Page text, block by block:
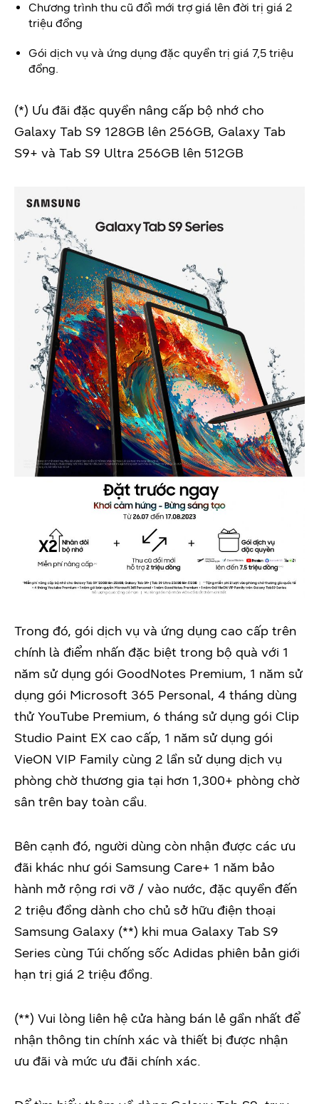
Chương trình thu cũ đổi mới trợ giá lên đời trị giá 2
triệu đồng
Gói dịch vụ và ứng dụng đặc quyền trị giá 7,5 triệu
đồng.
(*) Ưu đãi đặc quyền nâng cấp bộ nhớ cho
Galaxy Tab S9 128GB lên 256GB, Galaxy Tab
S9+ và Tab S9 Ultra 256GB lên 512GB
Trong đó, gói dịch vụ và ứng dụng cao cấp trên
chính là điểm nhấn đặc biệt trong bộ quà với 1
năm sử dụng gói GoodNotes Premium, 1 năm sử
dụng gói Microsoft 365 Personal, 4 tháng dùng
thử YouTube Premium, 6 tháng sử dụng gói Clip
Studio Paint EX cao cấp, 1 năm sử dụng gói
VieON VIP Family cùng 2 lần sử dụng dịch vụ
phòng chờ thương gia tại hơn 1,300+ phòng chờ
sân trên bay toàn cầu.
Bên cạnh đó, người dùng còn nhận được các ưu
đãi khác như gói Samsung Care+ 1 năm bảo
hành mở rộng rơi vỡ / vào nước, đặc quyền đến
2 triệu đồng dành cho chủ sở hữu điện thoại
Samsung Galaxy (**) khi mua Galaxy Tab S9
Series cùng Túi chống sốc Adidas phiên bản giới
hạn trị giá 2 triệu đồng.
(**) Vui lòng liên hệ cửa hàng bán lẻ gần nhất để
nhận thông tin chính xác và thiết bị được nhận
ưu đãi và mức ưu đãi chính xác.